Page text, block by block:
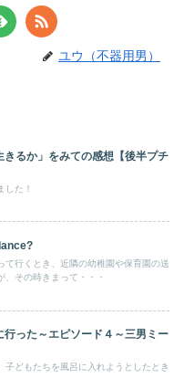
ユウ（不器用男）
きるか」をみての感想【後半プチ
した！
て行くとき、近隣の幼稚園や保育園の送
、その時きまって・・・
行った～エピソード４～三男ミー
子どもたちを風呂に入れようとしたとき